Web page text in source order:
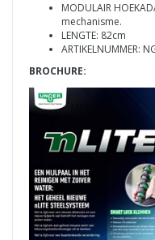
MODULAIR
mechanisme.
LENGTE: 82cm
ARTIKELNUMMER:
BROCHURE: